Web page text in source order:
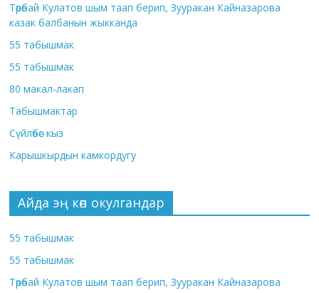
Төрөбай Кулатов шым таап берип, Зууракан Кайназарова
казак балбанын жыкканда
55 табышмак
55 табышмак
80 макал-лакап
Табышмактар
Сүйлөбөс кыз
Карышкырдын камкордугу
Айда эң көп окулгандар
55 табышмак
55 табышмак
Төрөбай Кулатов шым таап берип, Зууракан Кайназарова